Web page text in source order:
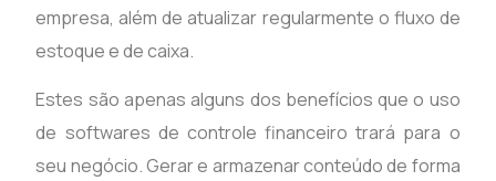
empresa, além de atualizar regularmente o fluxo de
estoque e de caixa.
Estes são apenas alguns dos benefícios que o uso
de softwares de controle financeiro trará para o
seu negócio. Gerar e armazenar conteúdo de forma